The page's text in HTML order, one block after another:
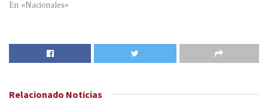
En «Nacionales»
Relacionado Noticias